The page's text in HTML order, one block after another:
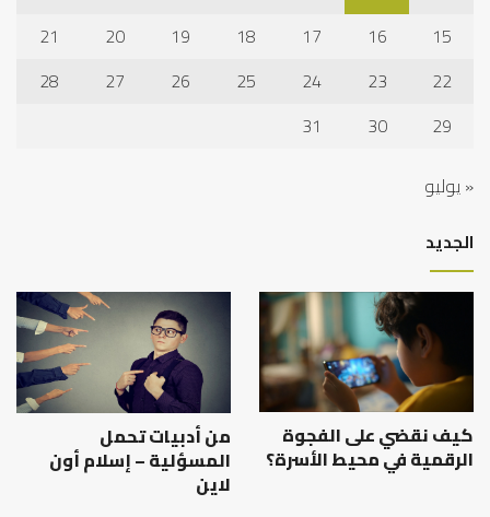
15
16
17
18
19
20
21
22
23
24
25
26
27
28
29
30
31
« يوليو
الجديد
كيف نقضي على الفجوة
الرقمية في محيط الأسرة؟
من أدبيات تحمل
المسؤلية – إسلام أون
لاين